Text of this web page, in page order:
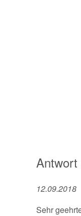
Antwort
12.09.2018
Sehr